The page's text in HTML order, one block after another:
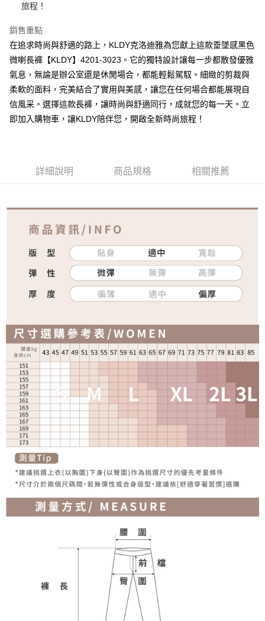
免運費
付款後7-11取貨
免運費
宅配
免運費
旅程！
銷售重點
在追求時尚與舒適的路上，KLDY克洛迪雅為您獻上這款垂墜感黑色
微喇長褲【KLDY】4201-3023。它的獨特設計讓每一步都散發優雅
氣息，無論是辦公室還是休閒場合，都能輕鬆駕馭。細緻的剪裁與
柔軟的面料，完美結合了實用與美感，讓您在任何場合都能展現自
信風采。選擇這款長褲，讓時尚與舒適同行，成就您的每一天。立
即加入購物車，讓KLDY陪伴您，開啟全新時尚旅程！
詳細說明 商品規格 相關推薦